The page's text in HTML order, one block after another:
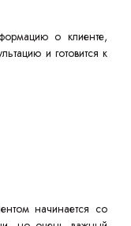
о клиенте,
и готовится к
начинается со